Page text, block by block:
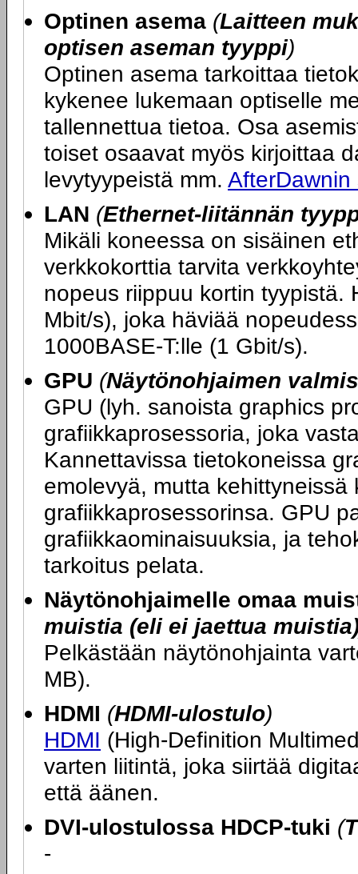
Optinen asema (Laitteen
optisen aseman tyyppi)
Optinen asema tarkoittaa
kykenee lukemaan optiselle
tallennettua tietoa. Osa
toiset osaavat myös kirjoittaa
levytyypeistä mm.
LAN (Ethernet-liitännän
Mikäli koneessa on sisäinen
verkkokorttia tarvita
nopeus riippuu kortin tyypistä.
Mbit/s), joka häviää
1000BASE-T:lle (1 Gbit/s).
GPU (Näytönohjaimen
GPU (lyh. sanoista graphics
grafiikkaprosessoria, joka
Kannettavissa tietokoneissa
emolevyä, mutta
grafiikkaprosessorinsa. GPU
grafiikkaominaisuuksia, ja
tarkoitus pelata.
Näytönohjaimelle omaa
muistia (eli ei jaettua
Pelkästään näytönohjainta
MB).
HDMI (HDMI-ulostulo)
HDMI (High-Definition
varten liitintä, joka siirtää
että äänen.
DVI-ulostulossa HDCP-tuki (
-